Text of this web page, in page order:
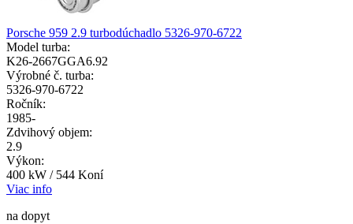
Porsche 959 2.9 turbodúchadlo 5326-970-6722
Model turba:
K26-2667GGA6.92
Výrobné č. turba:
5326-970-6722
Ročník:
1985-
Zdvihový objem:
2.9
Výkon:
400 kW / 544 Koní
Viac info
na dopyt